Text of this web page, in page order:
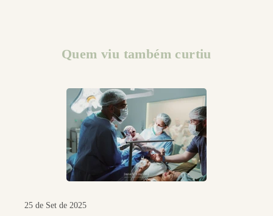
Quem viu também curtiu
25 de Set de 2025